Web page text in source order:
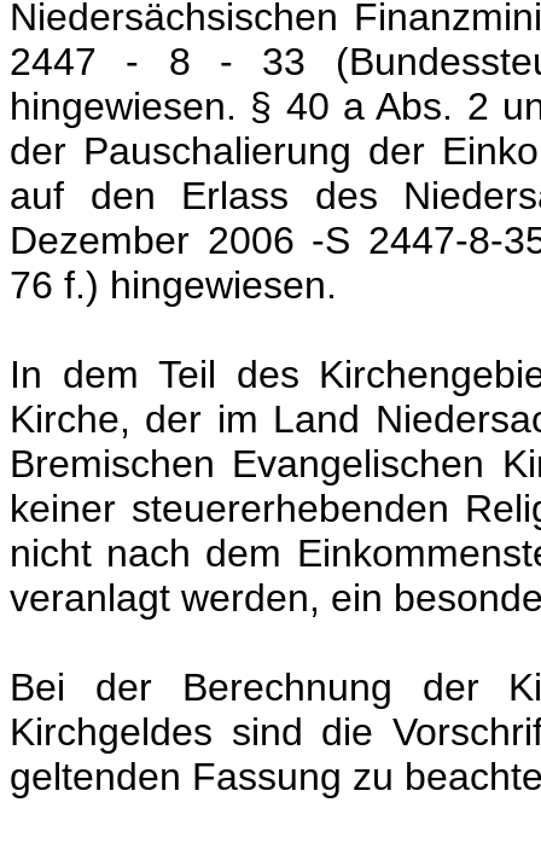
Niedersächsischen
2447 - 8 - 33
hingewiesen. § 40 a Abs. 2
der Pauschalierung der
auf den Erlass des
Dezember 2006 -S 2447-8-
76 f.) hingewiesen.
In dem Teil des
Kirche, der im Land
Bremischen Evangelischen
keiner steuererhebenden
nicht nach dem
veranlagt werden, ein
Bei der Berechnung der
Kirchgeldes sind die
geltenden Fassung zu